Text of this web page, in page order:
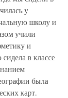
у
школу и
учили
и
в классе
была
карт.